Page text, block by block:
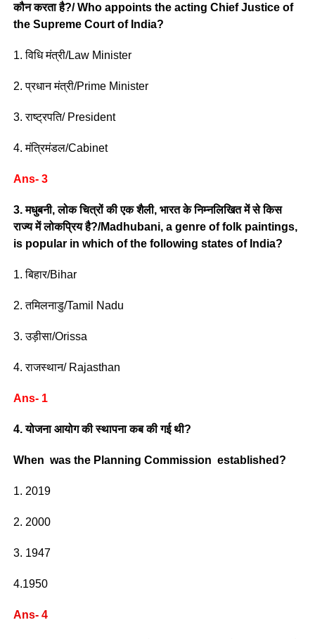
कौन करता है?/ Who appoints the acting Chief Justice of
the Supreme Court of India?
1. विधि मंत्री/Law Minister
2. प्रधान मंत्री/Prime Minister
3. राष्ट्रपति/ President
4. मंत्रिमंडल/Cabinet
Ans- 3
3. मधुबनी, लोक चित्रों की एक शैली, भारत के निम्नलिखित में से किस
राज्य में लोकप्रिय है?/Madhubani, a genre of folk paintings,
is popular in which of the following states of India?
1. बिहार/Bihar
2. तमिलनाडु/Tamil Nadu
3. उड़ीसा/Orissa
4. राजस्थान/ Rajasthan
Ans- 1
4. योजना आयोग की स्थापना कब की गई थी?
When was the Planning Commission established?
1. 2019
2. 2000
3. 1947
4.1950
Ans- 4